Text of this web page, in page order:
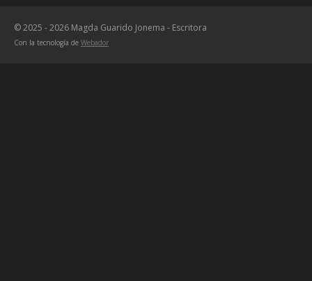
© 2025 - 2026 Magda Guarido Jonema - Escritora
Con la tecnología de Webador